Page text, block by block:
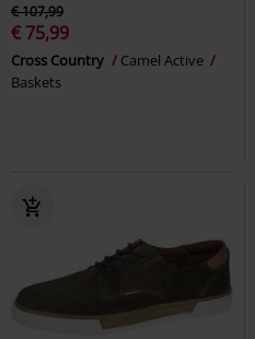
€ 107,99
€ 75,99
Cross Country
Camel Active
Baskets